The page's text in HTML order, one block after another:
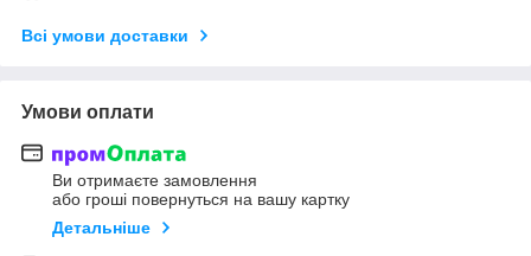
Всі умови доставки
Умови оплати
Ви отримаєте замовлення
або гроші повернуться на вашу картку
Детальніше